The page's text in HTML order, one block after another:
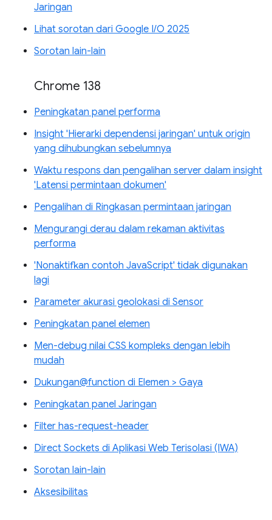
Jaringan
Lihat sorotan dari Google I/O 2025
Sorotan lain-lain
Chrome 138
Peningkatan panel performa
Insight 'Hierarki dependensi jaringan' untuk origin
yang dihubungkan sebelumnya
Waktu respons dan pengalihan server dalam insight
'Latensi permintaan dokumen'
Pengalihan di Ringkasan permintaan jaringan
Mengurangi derau dalam rekaman aktivitas
performa
'Nonaktifkan contoh JavaScript' tidak digunakan
lagi
Parameter akurasi geolokasi di Sensor
Peningkatan panel elemen
Men-debug nilai CSS kompleks dengan lebih
mudah
Dukungan@function di Elemen > Gaya
Peningkatan panel Jaringan
Filter has-request-header
Direct Sockets di Aplikasi Web Terisolasi (IWA)
Sorotan lain-lain
Aksesibilitas